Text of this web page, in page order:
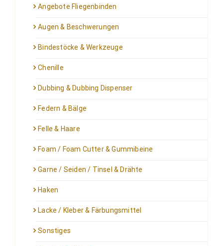
Angebote Fliegenbinden
Augen & Beschwerungen
Bindestöcke & Werkzeuge
Chenille
Dubbing & Dubbing Dispenser
Federn & Bälge
Felle & Haare
Foam / Foam Cutter & Gummibeine
Garne / Seiden / Tinsel & Drähte
Haken
Lacke / Kleber & Färbungsmittel
Sonstiges